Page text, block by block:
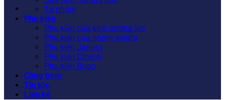
Tủ nhôm
Phụ kiện
Phụ kiện cửa kính cường lực
Phụ kiện cửa nhôm xingfa
Phụ kiện Januss
Phụ kiện Cmech
Phụ kiện Bogo
Công trình
Tin tức
Liên hệ